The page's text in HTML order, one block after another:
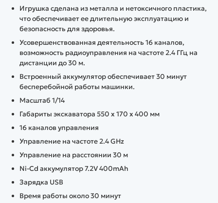
Игрушка сделана из металла и нетоксичного пластика,
что обеспечивает ее длительную эксплуатацию и
безопасность для здоровья.
Усовершенствованная деятельность 16 каналов,
возможность радиоуправления на частоте 2.4 ГГц на
дистанции до 30 м.
Встроенный аккумулятор обеспечивает 30 минут
бесперебойной работы машинки.
Масштаб 1/14
Габариты экскаватора 550 х 170 х 400 мм
16 каналов управления
Управление на частоте 2.4 GHz
Управление на расстоянии 30 м
Ni-Cd аккумулятор 7.2V 400mAh
Зарядка USB
Время работы около 30 минут